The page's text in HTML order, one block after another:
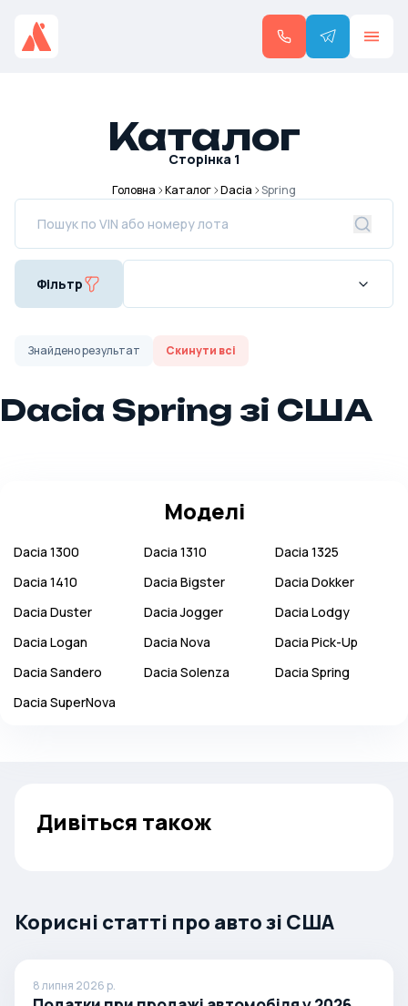
Каталог
Сторінка 1
Головна Каталог Dacia Spring
Фільтр
Знайденорезультат Скинути всі
Dacia Spring зі США
Моделі
Dacia 1300 Dacia 1310 Dacia 1325
Dacia 1410 Dacia Bigster Dacia Dokker
Dacia Duster Dacia Jogger Dacia Lodgy
Dacia Logan Dacia Nova Dacia Pick-Up
Dacia Sandero Dacia Solenza Dacia Spring
Dacia SuperNova
Дивіться також
Корисні статті про авто зі США
8 липня 2026 р.